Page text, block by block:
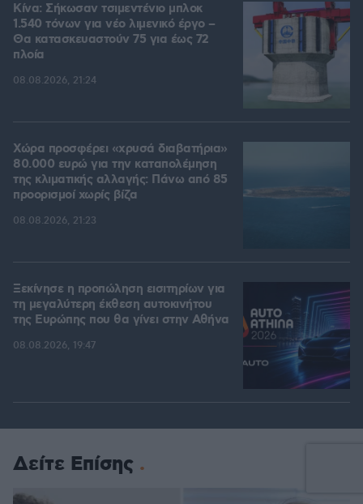
Κίνα: Σήκωσαν τσιμεντένιο μπλοκ
1.540 τόνων για νέο λιμενικό έργο –
Θα κατασκευαστούν 75 για έως 72
πλοία
08.08.2026, 21:24
Χώρα προσφέρει «χρυσά διαβατήρια»
80.000 ευρώ για την καταπολέμηση
της κλιματικής αλλαγής: Πάνω από 85
προορισμοί χωρίς βίζα
08.08.2026, 21:23
Ξεκίνησε η προπώληση εισιτηρίων για
τη μεγαλύτερη έκθεση αυτοκινήτου
της Ευρώπης που θα γίνει στην Αθήνα
08.08.2026, 19:47
Δείτε Επίσης